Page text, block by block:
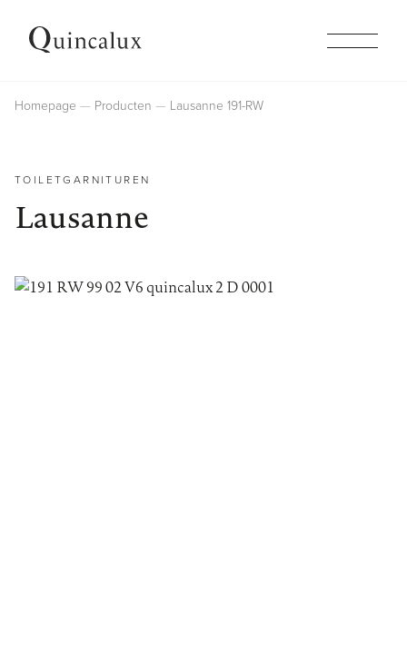
Collecties
Afwerkingen
Homepage Producten Lausanne 191-RW
TOILETGARNITUREN
Lausanne